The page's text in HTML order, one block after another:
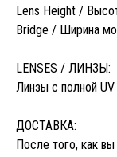
Lens Height /
Bridge / Ширина
LENSES / ЛИНЗЫ:
Линзы с полной
ДОСТАВКА:
После того, как